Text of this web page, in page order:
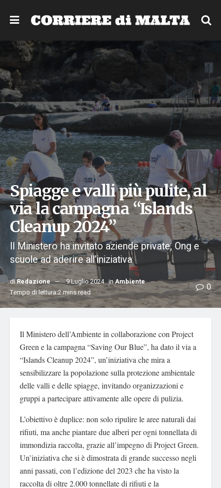
Spiagge e valli più pulite, al
via la campagna “Islands
Cleanup 2024”
Il Ministero ha invitato aziende private, Ong e
scuole ad aderire all’iniziativa
diRedazione 9 Luglio 2024 inAmbiente
Tempo di lettura:2 mins read
0
Il Ministero dell’Ambiente in collaborazione con Project
Green e la campagna “Saving Our Blue”, ha dato il via a
“Islands Cleanup 2024”, un’iniziativa che mira a
sensibilizzare la popolazione sulla protezione ambientale
delle valli e delle spiagge, invitando organizzazioni e
gruppi a partecipare attivamente alle opere di pulizia.
L’obiettivo è duplice: non solo ripulire le aree naturali dai
rifiuti, ma anche piantare due alberi per ogni tonnellata di
immondizia raccolta, grazie all’impegno di Project Green.
Un’iniziativa che si è dimostrata di grande successo negli
anni passati, con l’edizione del 2023 che ha visto la
raccolta di oltre 2.000 tonnellate di rifiuti e la